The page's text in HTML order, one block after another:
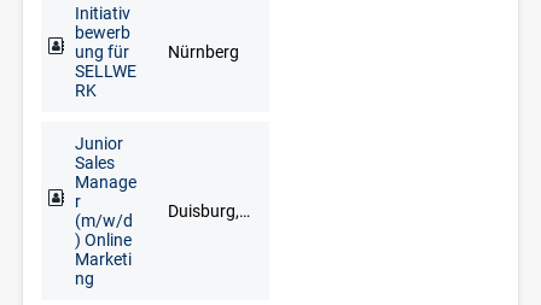
Initiativ
bewerb
ung für
SELLWE
RK
Nürnberg
Junior
Sales
Manage
r
(m/w/d
) Online
Marketi
ng
Duisburg, Düsseldorf, Goch, Kleve, Krefeld, Meerbusch, Remscheid, Solingen, Wuppertal